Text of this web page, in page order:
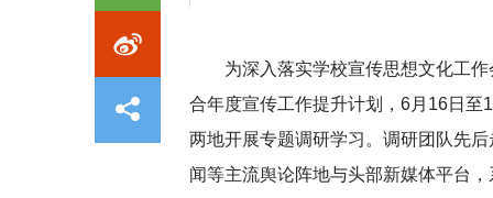
为深入落实学校宣传思想文化工
合年度宣传工作提升计划，6月16日至
两地开展专题调研学习。调研团队先
闻等主流舆论阵地与头部新媒体平台